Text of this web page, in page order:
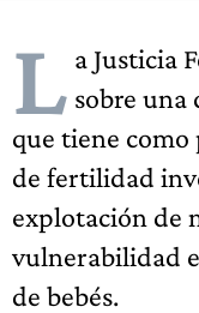
L a Justicia
sobre una
que tiene como
de fertilidad
explotación de
vulnerabilidad
de bebés.